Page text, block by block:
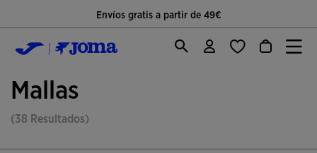
Envíos gratis a partir de 49€
Mallas
(38 Resultados)